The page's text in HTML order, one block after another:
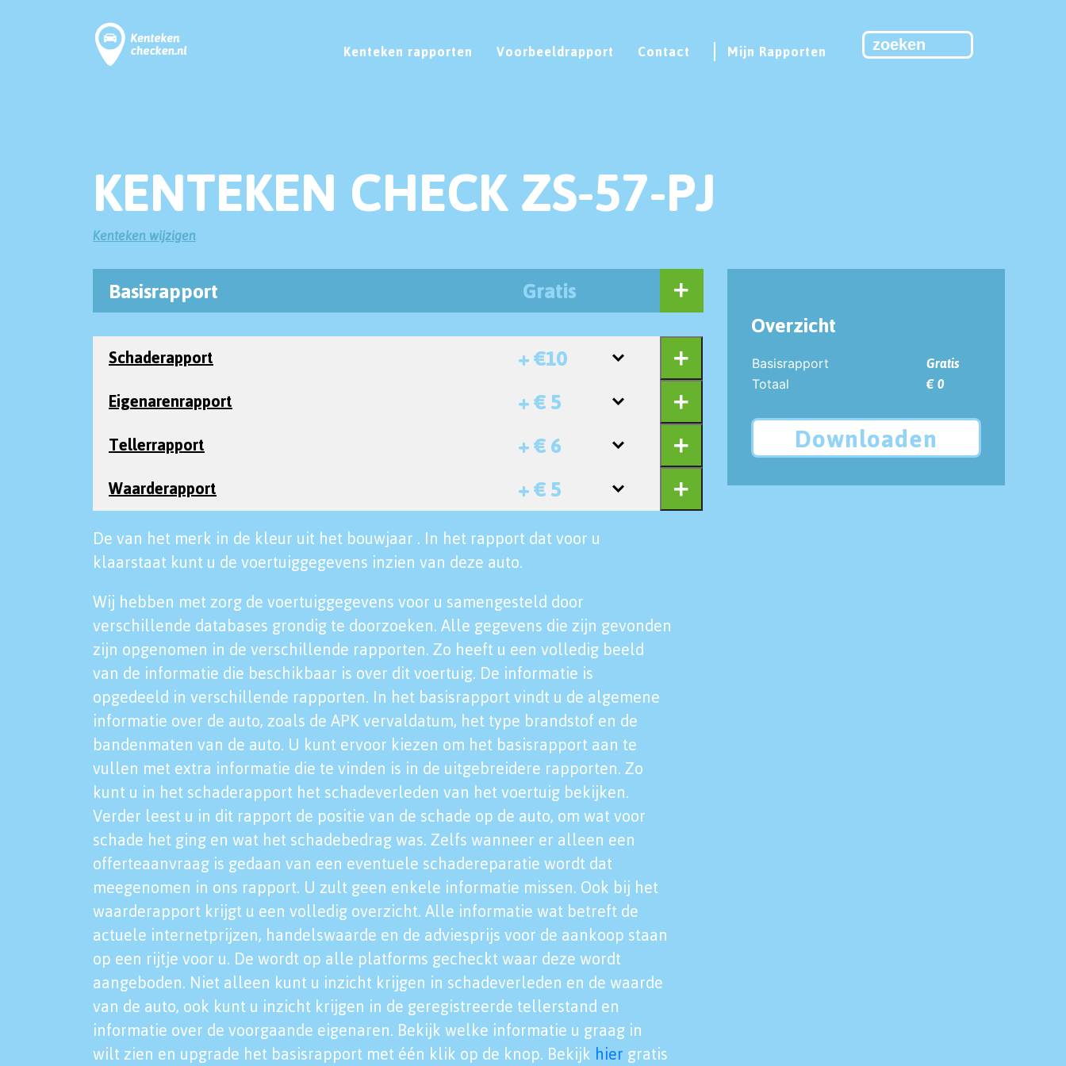
Kenteken rapporten Voorbeeldrapport Contact Mijn Rapporten
KENTEKEN CHECK ZS-57-PJ
Kenteken wijzigen
Basisrapport Gratis
Schaderapport + €10
Eigenarenrapport + € 5
Tellerrapport + € 6
Waarderapport + € 5
De van het merk in de kleur uit het bouwjaar . In het rapport dat voor u
klaarstaat kunt u de voertuiggegevens inzien van deze auto.
Wij hebben met zorg de voertuiggegevens voor u samengesteld door
verschillende databases grondig te doorzoeken. Alle gegevens die zijn gevonden
zijn opgenomen in de verschillende rapporten. Zo heeft u een volledig beeld
van de informatie die beschikbaar is over dit voertuig. De informatie is
opgedeeld in verschillende rapporten. In het basisrapport vindt u de algemene
informatie over de auto, zoals de APK vervaldatum, het type brandstof en de
bandenmaten van de auto. U kunt ervoor kiezen om het basisrapport aan te
vullen met extra informatie die te vinden is in de uitgebreidere rapporten. Zo
kunt u in het schaderapport het schadeverleden van het voertuig bekijken.
Verder leest u in dit rapport de positie van de schade op de auto, om wat voor
schade het ging en wat het schadebedrag was. Zelfs wanneer er alleen een
offerteaanvraag is gedaan van een eventuele schadereparatie wordt dat
meegenomen in ons rapport. U zult geen enkele informatie missen. Ook bij het
waarderapport krijgt u een volledig overzicht. Alle informatie wat betreft de
actuele internetprijzen, handelswaarde en de adviesprijs voor de aankoop staan
op een rijtje voor u. De wordt op alle platforms gecheckt waar deze wordt
aangeboden. Niet alleen kunt u inzicht krijgen in schadeverleden en de waarde
van de auto, ook kunt u inzicht krijgen in de geregistreerde tellerstand en
informatie over de voorgaande eigenaren. Bekijk welke informatie u graag in
wilt zien en upgrade het basisrapport met één klik op de knop. Bekijk hier gratis
Overzicht
Basisrapport
Gratis
Totaal
€ 0
Downloaden